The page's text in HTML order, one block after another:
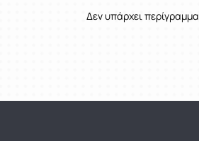
Δεν υπάρχει περίγραμμα